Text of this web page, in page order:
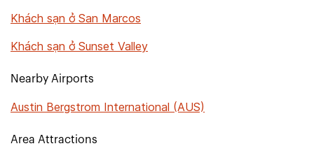
Khách sạn ở San Marcos
Khách sạn ở Sunset Valley
Nearby Airports
Austin Bergstrom International (AUS)
Area Attractions